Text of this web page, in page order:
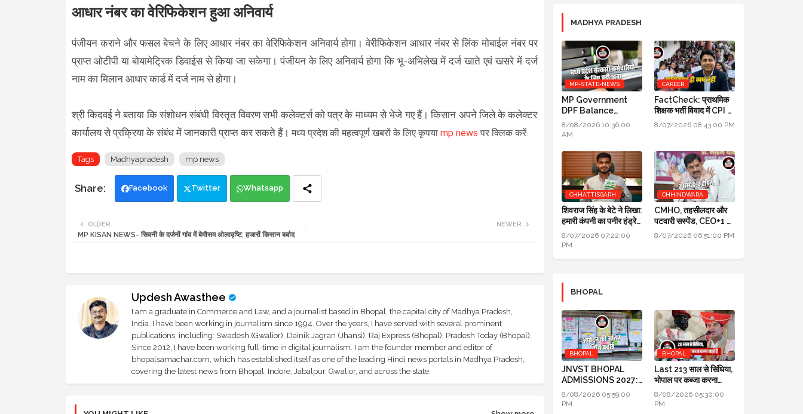
आधार नंबर का वेरिफिकेशन हुआ अनिवार्य
पंजीयन कराने और फसल बेचने के लिए आधार नंबर का वेरिफिकेशन अनिवार्य होगा। वेरीफिकेशन आधार नंबर से लिंक मोबाईल नंबर पर
प्राप्त ओटीपी या बोयामेट्रिक डिवाईस से किया जा सकेगा। पंजीयन के लिए अनिवार्य होगा कि भू-अभिलेख में दर्ज खाते एवं खसरे में दर्ज
नाम का मिलान आधार कार्ड में दर्ज नाम से होगा।
श्री किदवई ने बताया कि संशोधन संबंधी विस्तृत विवरण सभी कलेक्टर्स को पत्र के माध्यम से भेजे गए हैं। किसान अपने जिले के कलेक्टर
कार्यालय से प्रक्रिया के संबंध में जानकारी प्राप्त कर सकते हैं। मध्य प्रदेश की महत्वपूर्ण खबरों के लिए कृपया mp news पर क्लिक करें.
Tags Madhyapradesh mp news
Facebook Twitter Whatsapp
NEWER
OLDER
MP KISAN NEWS- सिवनी के दर्जनों गांव में बेमौसम ओलावृष्टि, हजारों किसान बर्बाद
Updesh Awasthee
I am a graduate in Commerce and Law, and a journalist based in Bhopal, the capital city of Madhya Pradesh,
India. I have been working in journalism since 1994. Over the years, I have served with several prominent
publications, including: Swadesh (Gwalior), Dainik Jagran (Jhansi), Raj Express (Bhopal), Pradesh Today (Bhopal);
Since 2012, I have been working full-time in digital journalism. I am the founder member and editor of
bhopalsamachar.com, which has established itself as one of the leading Hindi news portals in Madhya Pradesh,
covering the latest news from Bhopal, Indore, Jabalpur, Gwalior, and across the state.
MADHYA PRADESH
MP-STATE-NEWS
MP Government
DPF Balance
Update New
Guidelines 2026:
कर्मचारियों के लिए बड़ी खबर
8/08/2026 10:36:00
AM
CAREER
FactCheck: प्राथमिक
शिक्षक भर्ती विवाद में CPI का
स्पष्टीकरण ही स्पष्ट नहीं
8/07/2026 08:43:00 PM
CHHATTISGARH
शिवराज सिंह के बेटे ने लिखा:
हमारी कंपनी का पनीर हंड्रेड
परसेंट प्योर है, लैब रिपोर्ट आ
गई है
8/07/2026 07:22:00
PM
CHHINDWARA
CMHO, तहसीलदार और
पटवारी सस्पेंड, CEO+1 का
सैलरी इंक्रीमेंट स्टॉप,
8/07/2026 06:51:00 PM
BHOPAL
BHOPAL
JNVST BHOPAL
ADMISSIONS 2027:
कक्षा 6 में प्रवेश के लिए
आवेदन की अंतिम तिथि बढ़ाई
8/08/2026 05:59:00
PM
BHOPAL
Last 213 साल से सिंधिया,
भोपाल पर कब्जा करना
चाहते हैं लेकिन सफल नहीं हो
पाए
8/08/2026 05:30:00
PM